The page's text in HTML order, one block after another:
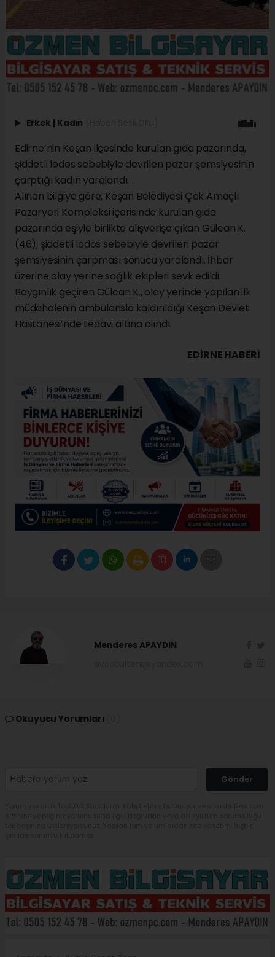
Erkek | Kadın
Edirne’nin Keşan ilçesinde kurulan gıda pazarında,
şiddetli lodos sebebiyle devrilen pazar şemsiyesinin
çarptığı kadın yaralandı.
Alınan bilgiye göre, Keşan Belediyesi Çok Amaçlı
Pazaryeri Kompleksi içerisinde kurulan gıda
pazarında eşiyle birlikte alışverişe çıkan Gülcan K.
(46), şiddetli lodos sebebiyle devrilen pazar
şemsiyesinin çarpması sonucu yaralandı. İhbar
üzerine olay yerine sağlık ekipleri sevk edildi.
Baygınlık geçiren Gülcan K., olay yerinde yapılan ilk
müdahalenin ambulansla kaldırıldığı Keşan Devlet
Hastanesi’nde tedavi altına alındı.
EDIRNE HABERİ
Menderes APAYDIN
Okuyucu Yorumları
Gönder